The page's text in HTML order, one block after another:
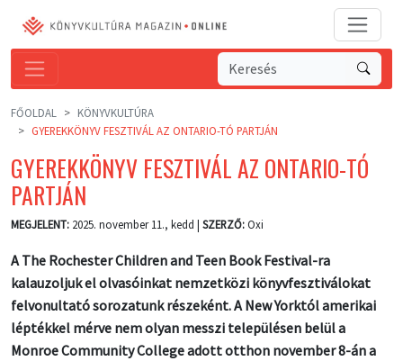
FŐOLDAL
KÖNYVKULTÚRA
GYEREKKÖNYV FESZTIVÁL AZ ONTARIO-TÓ PARTJÁN
GYEREKKÖNYV FESZTIVÁL AZ ONTARIO-TÓ
PARTJÁN
MEGJELENT: 2025. november 11., kedd | SZERZŐ:Oxi
A The Rochester Children and Teen Book Festival-ra
kalauzoljuk el olvasóinkat nemzetközi könyvfesztiválokat
felvonultató sorozatunk részeként. A New Yorktól amerikai
léptékkel mérve nem olyan messzi településen belül a
Monroe Community College adott otthon november 8-án a